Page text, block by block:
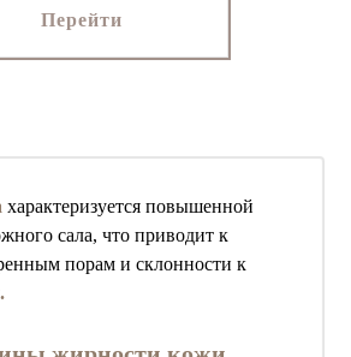
Перейти
характеризуется повышенной
сала, что приводит к
порам и склонности к